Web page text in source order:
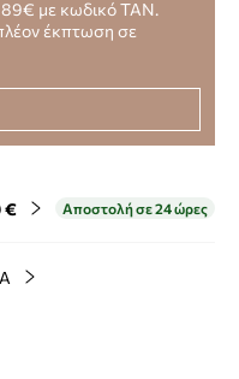
με κωδικό TAN.
έκπτωση σε
€ Αποστολή σε 24 ώρες